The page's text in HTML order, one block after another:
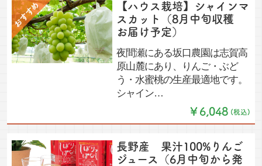
【ハウス栽培】シャインマ
スカット（8月中旬収穫
お届け予定）
夜間瀬にある坂口農園は志賀高
原山麓にあり、りんご・ぶど
う・水蜜桃の生産最適地です。
シャイン…
￥6,048 (税込)
長野産 果汁100%りんご
ジュース（6月中旬から発